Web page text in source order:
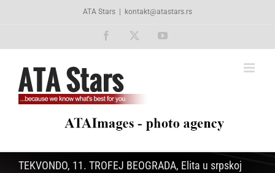
ATA Stars kontakt@atastars.rs
Facebook YouTube
TEKVONDO, 11. TROFEJ BEOGRADA, Elita u srpskoj